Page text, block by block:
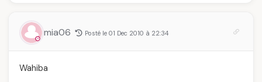
mia06 Posté le 01 Dec 2010 à 22:34
Wahiba